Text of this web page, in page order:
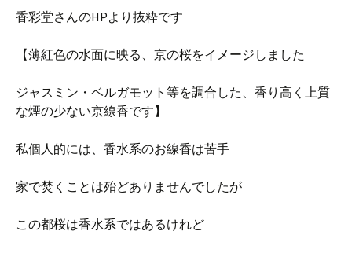
香彩堂さんのHPより抜粋です
【薄紅色の水面に映る、京の桜をイメージしました
ジャスミン・ベルガモット等を調合した、香り高く上質
な煙の少ない京線香です】
私個人的には、香水系のお線香は苦手
家で焚くことは殆どありませんでしたが
この都桜は香水系ではあるけれど